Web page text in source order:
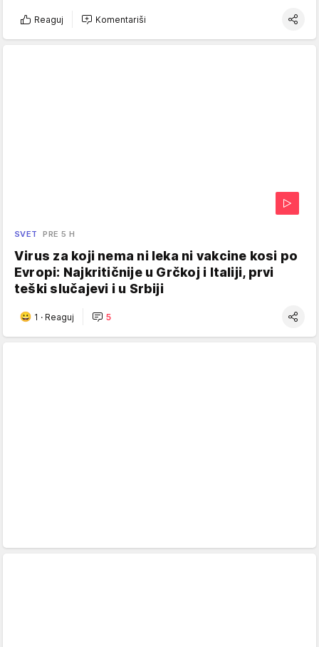
Reaguj Komentariši
SVET PRE 5 H
Virus za koji nema ni leka ni vakcine kosi po
Evropi: Najkritičnije u Grčkoj i Italiji, prvi
teški slučajevi i u Srbiji
1 · Reaguj 5